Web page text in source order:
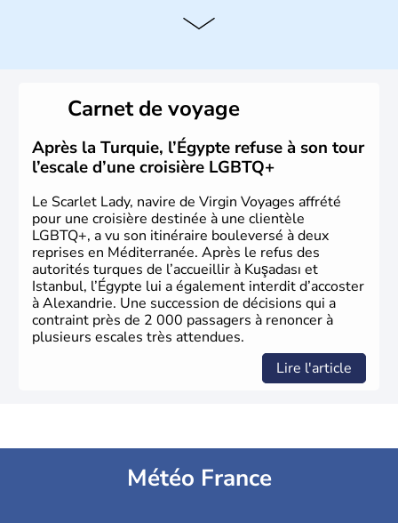
Histoire et administration
passé sont connues pour leur culture et leurs
technologies très en avance sur le reste du monde. Après
avoir été occupée par divers peuples comme les perses et
les grecs, cette république démocratique se développe
sous la domination arabe au VIIème siècle et en garde sa
langue officielle.
Carnet de voyage
Après la Turquie, l’Égypte refuse à son tour
l’escale d’une croisière LGBTQ+
Le Scarlet Lady, navire de Virgin Voyages affrété
pour une croisière destinée à une clientèle
LGBTQ+, a vu son itinéraire bouleversé à deux
reprises en Méditerranée. Après le refus des
autorités turques de l’accueillir à Kuşadası et
Istanbul, l’Égypte lui a également interdit d’accoster
à Alexandrie. Une succession de décisions qui a
contraint près de 2 000 passagers à renoncer à
plusieurs escales très attendues.
Lire l'article
Météo France